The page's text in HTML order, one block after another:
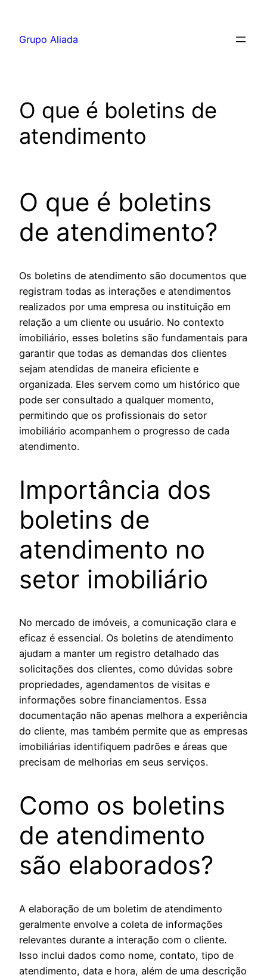
Grupo Aliada
O que é boletins de
atendimento
O que é boletins
de atendimento?
Os boletins de atendimento são documentos que
registram todas as interações e atendimentos
realizados por uma empresa ou instituição em
relação a um cliente ou usuário. No contexto
imobiliário, esses boletins são fundamentais para
garantir que todas as demandas dos clientes
sejam atendidas de maneira eficiente e
organizada. Eles servem como um histórico que
pode ser consultado a qualquer momento,
permitindo que os profissionais do setor
imobiliário acompanhem o progresso de cada
atendimento.
Importância dos
boletins de
atendimento no
setor imobiliário
No mercado de imóveis, a comunicação clara e
eficaz é essencial. Os boletins de atendimento
ajudam a manter um registro detalhado das
solicitações dos clientes, como dúvidas sobre
propriedades, agendamentos de visitas e
informações sobre financiamentos. Essa
documentação não apenas melhora a experiência
do cliente, mas também permite que as empresas
imobiliárias identifiquem padrões e áreas que
precisam de melhorias em seus serviços.
Como os boletins
de atendimento
são elaborados?
A elaboração de um boletim de atendimento
geralmente envolve a coleta de informações
relevantes durante a interação com o cliente.
Isso inclui dados como nome, contato, tipo de
atendimento, data e hora, além de uma descrição